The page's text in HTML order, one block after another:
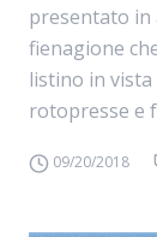
presentato in
fienagione
listino in vista
rotopresse e
09/20/2018